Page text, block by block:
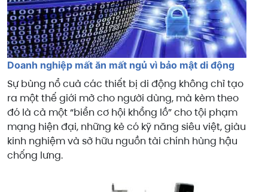
Doanh nghiệp mất ăn mất ngủ vì bảo mật di động
Sự bùng nổ cuả các thiết bị di động không chỉ tạo
ra một thế giới mở cho người dùng, mà kèm theo
đó là cả một “biển cơ hội khổng lồ” cho tội phạm
mạng hiện đại, những kẻ có kỹ năng siêu việt, giàu
kinh nghiệm và sở hữu nguồn tài chính hùng hậu
chống lưng.